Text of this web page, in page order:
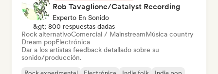
Rob Tavaglione/Catalyst Recording
Experto En Sonido
&gt; 800 respuestas dadas
Rock alternativoComercial / MainstreamMúsica country
Dream popElectrónica
Dar a los artistas feedback detallado sobre su
sonido/producción.